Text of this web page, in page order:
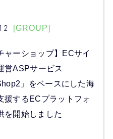
[GROUP]
ャーショップ】ECサイ
営ASPサービス
」をベースにした海
援するECプラットフォ
を開始しました